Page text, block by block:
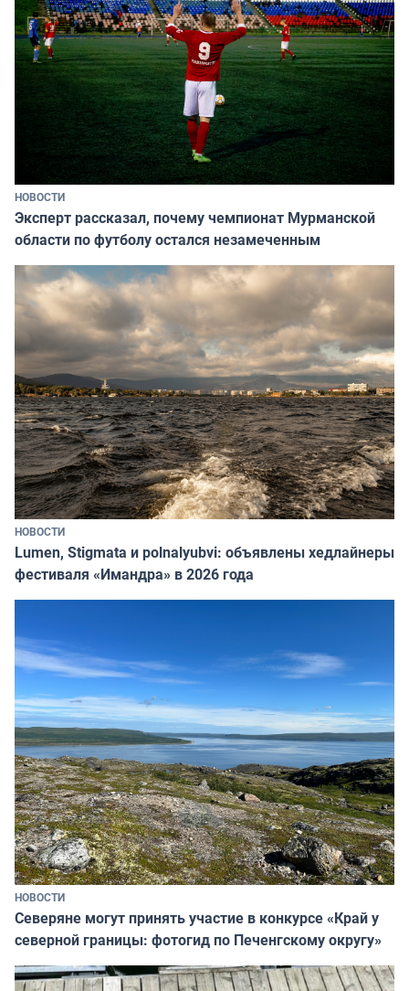
НОВОСТИ
Эксперт рассказал, почему чемпионат Мурманской
области по футболу остался незамеченным
НОВОСТИ
Lumen, Stigmata и polnalyubvi: объявлены хедлайнеры
фестиваля «Имандра» в 2026 года
НОВОСТИ
Северяне могут принять участие в конкурсе «Край у
северной границы: фотогид по Печенгскому округу»